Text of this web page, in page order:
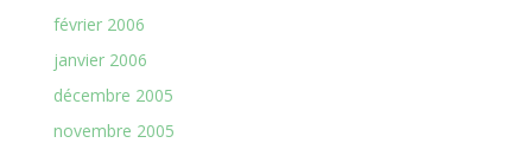
février 2006
janvier 2006
décembre 2005
novembre 2005